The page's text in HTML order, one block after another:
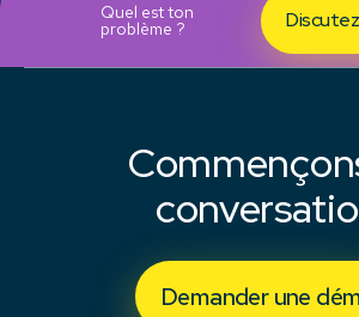
Quel est ton
problème ?
Demander une